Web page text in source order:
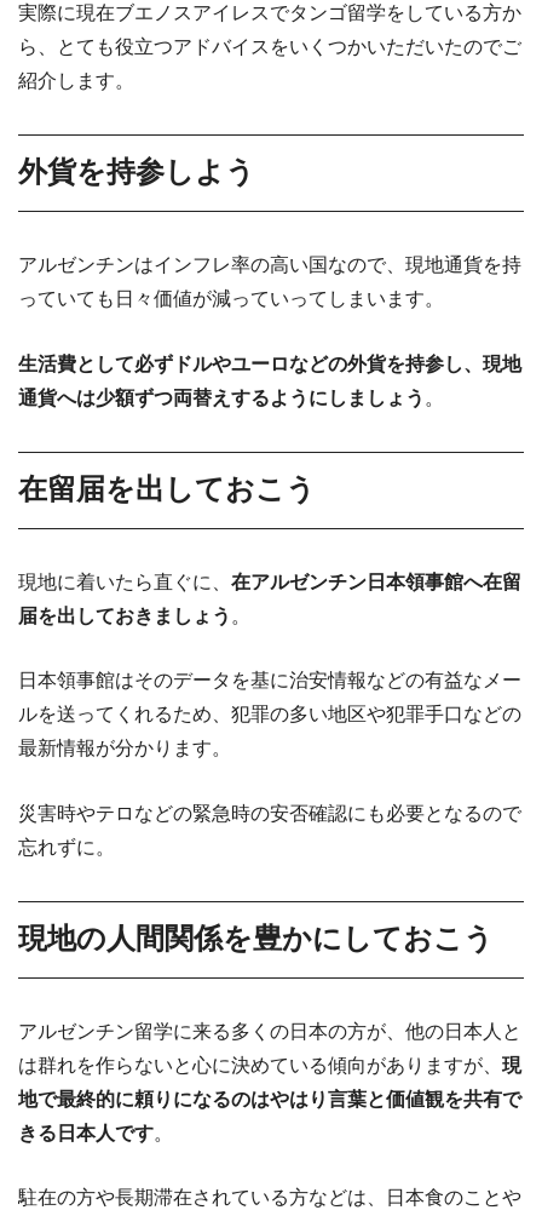
実際に現在ブエノスアイレスでタンゴ留学をしている方か
ら、とても役立つアドバイスをいくつかいただいたのでご
紹介します。
外貨を持参しよう
アルゼンチンはインフレ率の高い国なので、現地通貨を持
っていても日々価値が減っていってしまいます。
生活費として必ずドルやユーロなどの外貨を持参し、現地
通貨へは少額ずつ両替えするようにしましょう 。
在留届を出しておこう
現地に着いたら直ぐに、 在アルゼンチン日本領事館へ在留
届を出しておきましょう 。
日本領事館はそのデータを基に治安情報などの有益なメー
ルを送ってくれるため、犯罪の多い地区や犯罪手口などの
最新情報が分かります。
災害時やテロなどの緊急時の安否確認にも必要となるので
忘れずに。
現地の人間関係を豊かにしておこう
アルゼンチン留学に来る多くの日本の方が、他の日本人と
は群れを作らないと心に決めている傾向がありますが、 現
地で最終的に頼りになるのはやはり言葉と価値観を共有で
きる日本人です。
駐在の方や長期滞在されている方などは、日本食のことや